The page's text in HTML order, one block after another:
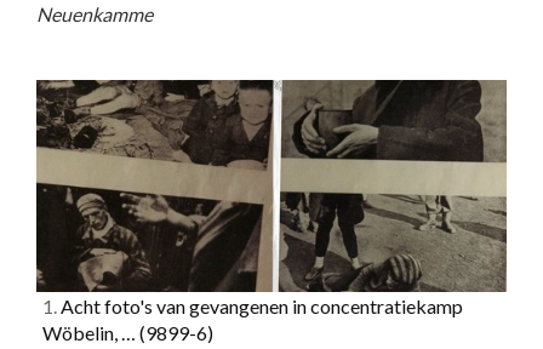
Neuenkamme
1.Acht foto's van gevangenen in concentratiekamp
Wöbelin, … (9899-6)